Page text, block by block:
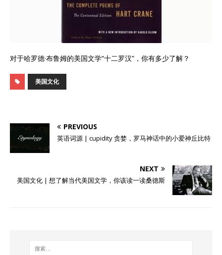
对于哈罗德·布鲁姆的美国文学“十二罗汉”，你有多少了解？
美国文化
PREVIOUS
英语词源 | cupidity 贪婪，罗马神话中的小爱神丘比特
NEXT
美国文化 | 想了解当代美国文学，你该读一读桑德斯